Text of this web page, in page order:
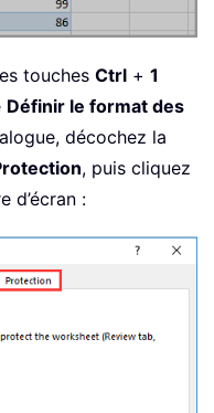
touches Ctrl + 1
Définir le format des
décochez la
, puis cliquez
d’écran :